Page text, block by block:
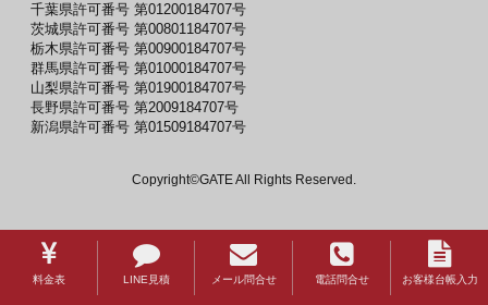
料金表 LINE見積 メール問合せ 電話問合せ お客様台帳入力
千葉県許可番号 第01200184707号
茨城県許可番号 第00801184707号
栃木県許可番号 第00900184707号
群馬県許可番号 第01000184707号
山梨県許可番号 第01900184707号
長野県許可番号 第2009184707号
新潟県許可番号 第01509184707号
Copyright©GATE All Rights Reserved.